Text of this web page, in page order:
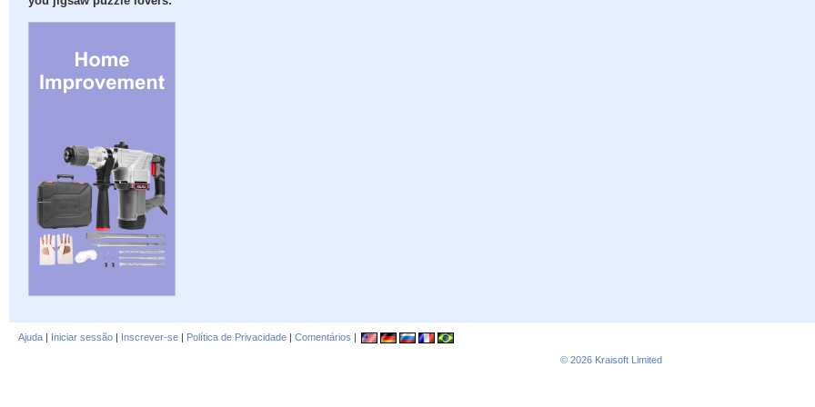
Ajuda | Iniciar sessão | Inscrever-se | Política de Privacidade | Comentários |
© 2026 Kraisoft Limited